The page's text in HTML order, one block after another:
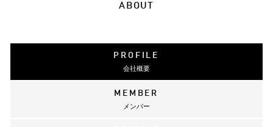
ABOUT
PROFILE
会社概要
MEMBER
メンバー